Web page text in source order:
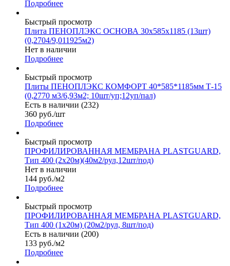
Подробнее
Быстрый просмотр
Плита ПЕНОПЛЭКС ОСНОВА 30х585х1185 (13шт)
(0,2704/9,011925м2)
Нет в наличии
Подробнее
Быстрый просмотр
Плиты ПЕНОПЛЭКС КОМФОРТ 40*585*1185мм Т-15
(0,2770 м3/6,93м2; 10шт/уп;12уп/пал)
Есть в наличии (232)
360 руб./шт
Подробнее
Быстрый просмотр
ПРОФИЛИРОВАННАЯ МЕМБРАНА PLASTGUARD,
Тип 400 (2х20м)(40м2/рул,12шт/под)
Нет в наличии
144 руб./м2
Подробнее
Быстрый просмотр
ПРОФИЛИРОВАННАЯ МЕМБРАНА PLASTGUARD,
Тип 400 (1х20м) (20м2/рул, 8шт/под)
Есть в наличии (200)
133 руб./м2
Подробнее